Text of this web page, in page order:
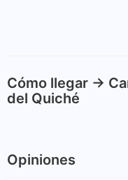
Cómo llegar ->
del Quiché
Opiniones